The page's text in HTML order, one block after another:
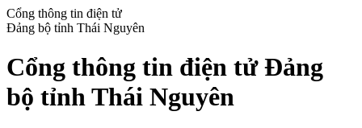
Cổng thông tin điện tử
Đảng bộ tỉnh Thái Nguyên
Cổng thông tin điện tử Đảng
bộ tỉnh Thái Nguyên